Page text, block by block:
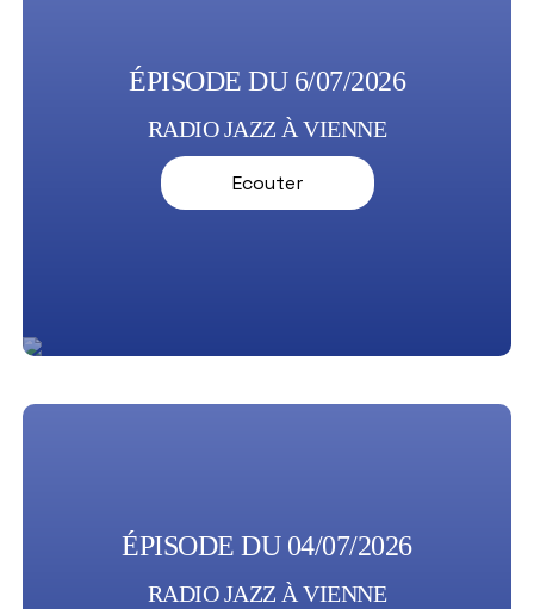
ÉPISODE DU 6/07/2026
RADIO JAZZ À VIENNE
Ecouter
ÉPISODE DU 04/07/2026
RADIO JAZZ À VIENNE